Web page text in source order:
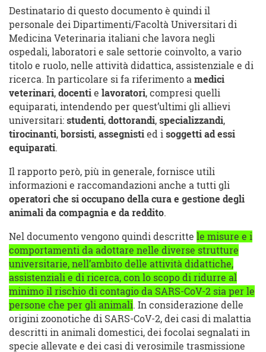
Destinatario di questo documento è quindi il
personale dei Dipartimenti/Facoltà Universitari di
Medicina Veterinaria italiani che lavora negli
ospedali, laboratori e sale settorie coinvolto, a vario
titolo e ruolo, nelle attività didattica, assistenziale e di
ricerca. In particolare si fa riferimento a medici
veterinari, docenti e lavoratori, compresi quelli
equiparati, intendendo per quest’ultimi gli allievi
universitari: studenti, dottorandi, specializzandi,
tirocinanti,borsisti, assegnisti ed i soggetti ad essi
equiparati.
Il rapporto però, più in generale, fornisce utili
informazioni e raccomandazioni anche a tutti gli
operatori che si occupano della cura e gestione degli
animali da compagnia e da reddito.
Nel documento vengono quindi descritte le misure e i
comportamenti da adottare nelle diverse strutture
universitarie, nell’ambito delle attività didattiche,
assistenziali e di ricerca, con lo scopo di ridurre al
minimo il rischio di contagio da SARS-CoV-2 sia per le
persone che per gli animali. In considerazione delle
origini zoonotiche di SARS-CoV-2, dei casi di malattia
descritti in animali domestici, dei focolai segnalati in
specie allevate e dei casi di verosimile trasmissione